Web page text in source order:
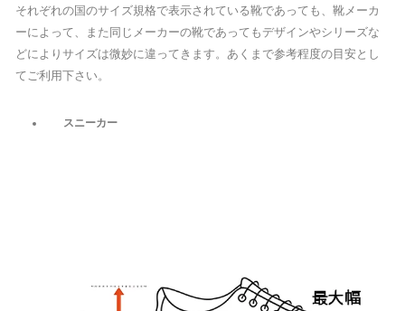
それぞれの国のサイズ規格で表示されている靴であっても、靴メーカ
ーによって、また同じメーカーの靴であってもデザインやシリーズな
どによりサイズは微妙に違ってきます。あくまで参考程度の目安とし
てご利用下さい。
スニーカー